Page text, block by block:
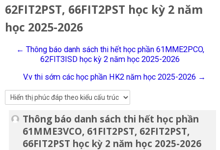
kiếm
khoá
học
62FIT2PST, 66FIT2PST học kỳ 2 năm
học 2025-2026
← Thông báo danh sách thi hết học phần 61MME2PCO,
62FIT3ISD học kỳ 2 năm học 2025-2026
V.v thi sớm các học phần HK2 năm học 2025-2026 →
Thông báo danh sách thi hết học phần
61MME3VCO, 61FIT2PST, 62FIT2PST,
66FIT2PST học kỳ 2 năm học 2025-2026
Số lượng các câu trả lời: 0